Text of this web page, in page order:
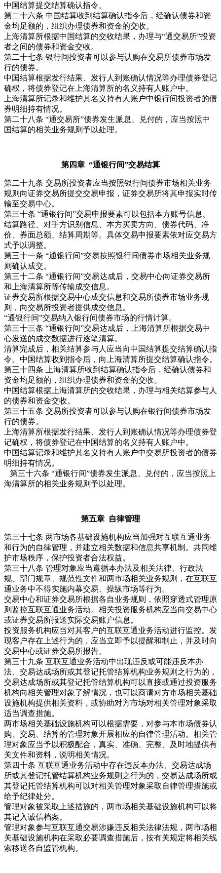
中国结算提交结算确认指令。
第二十六条 中国结算收到结算确认指令后，经确认债券和资
金均足额的，组织办理债券和资金的交收。
上海清算所根据中国结算的交收结果，办理与“通交易所”投资
者之间的债券和资金交收。
第二十七条 银行间投资者可以参与认购在交易所债券市场发
行的债券。
中国结算根据发行结果、发行人到账确认情况等办理债券登记
确权，将债券登记在上海清算所的名义持有人账户中。
上海清算所记录和维护其名义持有人账户中银行间投资者的债
券明细持有情况。
第二十八条 “通交易所”债券发生派息、兑付的，应当按照中
国结算的相关业务规则予以处理。
第四章 “通银行间”交易结算
第二十九条 交易所投资者应当按照银行间债券市场相关业务
规则向证券交易所提交交易申报，证券交易所将其申报实时传
输至交易中心。
第三十条 “通银行间”交易申报要素可以包括本方账号信息、
结算路径、对手方识别信息、本方买卖方向、债券代码、净
价、券面总额、结算周期等。具体交易申报要素依对应交易方
式予以调整。
第三十一条 “通银行间”交易按照银行间债券市场相关业务规
则确认成交。
第三十二条 “通银行间”交易达成后，交易中心向证券交易所
和上海清算所等传输成交信息。
证券交易所根据交易中心成交信息和交易所债券市场业务规
则，向交易所投资者提供成交信息。
“通银行间”交易纳入银行间债券市场的行情计算。
第三十三条 “通银行间”交易达成后，上海清算所根据交易中
心发送的成交数据进行逐笔清算。
清算完成后，相关结算参与人应当向中国结算提交结算确认指
令。中国结算收到指令后，向上海清算所提交结算确认指令。
第三十四条 上海清算所收到结算确认指令后，经确认债券和
资金均足额的，组织办理债券和资金的交收。
中国结算根据上海清算所的交收结果，办理与相关结算参与人
的债券和资金交收。
第三十五条 交易所投资者可以参与认购在银行间债券市场发
行的债券。
上海清算所根据发行结果、发行人到账确认情况等办理债券登
记确权，将债券登记在中国结算的名义持有人账户中。
中国结算记录和维护其名义持有人账户中交易所投资者的债券
明细持有情况。
第三十六条 “通银行间”债券发生派息、兑付的，应当按照上
海清算所的相关业务规则予以处理。
第五章 自律管理
第三十七条 两市场各基础设施机构应当加强对互联互通业务
和行为的自律管理，并建立相关数据和信息共享机制。共同维
护市场秩序，保护投资者合法权益。
第三十八条 管理对象应当遵循本办法及相关法律、行政法
规、部门规章、规范性文件和两市场相关业务规则，在互联互
通业务中不得实施内幕交易、操纵市场等行为。
交易中心和证券交易所根据各自业务规则，依照穿透式管理原
则监控互联互通业务活动。相关投资服务机构应当向交易中心
或证券交易所报送实际交易账户信息。
投资服务机构应当对其客户的互联互通业务活动进行监控。发
现客户存在上述行为的，应当立即予以提醒和制止，并及时向
交易中心或证券交易所报告。
第三十九条 互联互通业务活动中出现违反或可能违反本办
法、交易达成场所或其登记托管结算机构业务规则之行为的，
交易达成场所或其登记托管结算机构可以直接或通过投资服务
机构向相关管理对象了解情况，也可以商请对方市场相关基础
设施机构提供相关资料，或协助对方市场对相关管理对象采取
适当调查措施。
两市场相关基础设施机构可以根据需要，对参与本市场债券认
购、交易、结算的管理对象开展相应的自律管理活动。相关管
理对象应当予以积极配合，真实、准确、完整、及时地提供有
关文件和资料，说明相关情况。
第四十条 互联互通业务活动中存在违反本办法、交易达成场
所或其登记托管结算机构业务规则之行为的，交易达成场所或
其登记托管结算机构可以对相关管理对象采取自律管理措施或
给予纪律处分。
管理对象被采取上述措施的，两市场相关基础设施机构可以将
其记入诚信档案。
管理对象参与互联互通交易涉嫌违反相关法律法规，两市场相
关基础设施机构在采取必要调查措施后，按有关规定将相关线
索移送各自监管机构。